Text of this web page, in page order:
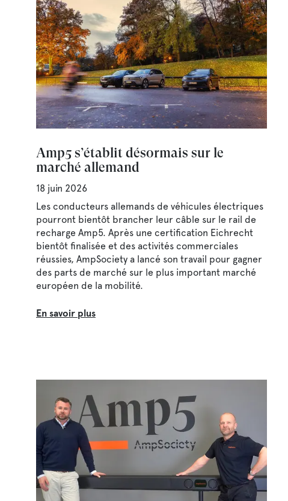
Amp5 s’établit désormais sur le
marché allemand
18 juin 2026
Les conducteurs allemands de véhicules électriques
pourront bientôt brancher leur câble sur le rail de
recharge Amp5. Après une certification Eichrecht
bientôt finalisée et des activités commerciales
réussies, AmpSociety a lancé son travail pour gagner
des parts de marché sur le plus important marché
européen de la mobilité.
En savoir plus